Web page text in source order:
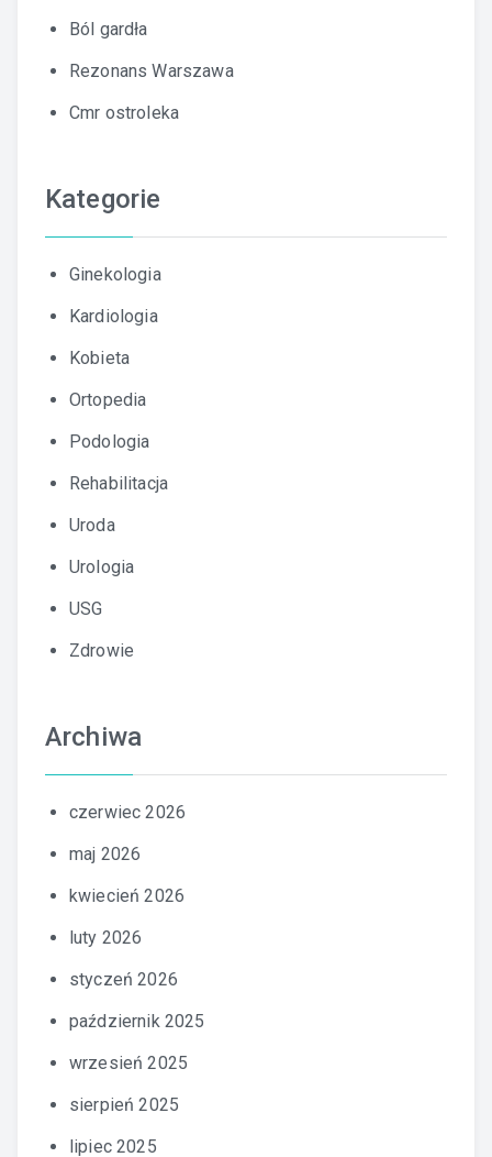
Ból gardła
Rezonans Warszawa
Cmr ostroleka
Kategorie
Ginekologia
Kardiologia
Kobieta
Ortopedia
Podologia
Rehabilitacja
Uroda
Urologia
USG
Zdrowie
Archiwa
czerwiec 2026
maj 2026
kwiecień 2026
luty 2026
styczeń 2026
październik 2025
wrzesień 2025
sierpień 2025
lipiec 2025